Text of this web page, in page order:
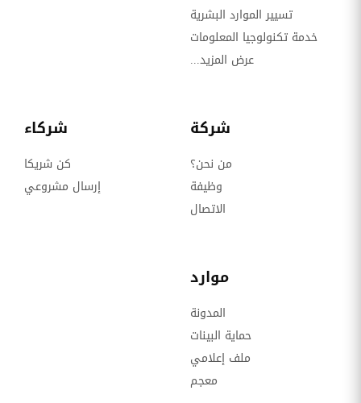
تسيير الموارد البشرية
خدمة تكنولوجيا المعلومات
عرض المزيد...
شركة
من نحن؟
وظيفة
الاتصال
شركاء
كن شريكا
إرسال مشروعي
موارد
المدونة
حماية البينات
ملف إعلامي
معجم